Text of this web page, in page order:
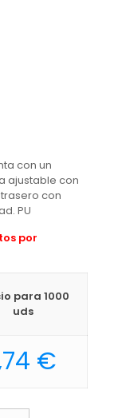
con un
ajustable con
con
PU
por
para 1000
uds
€